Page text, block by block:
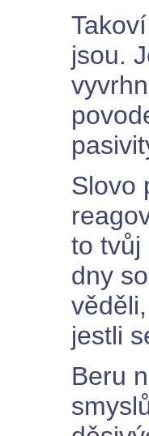
jsou.
Slovo
to tvůj
dny
jestli
Beru